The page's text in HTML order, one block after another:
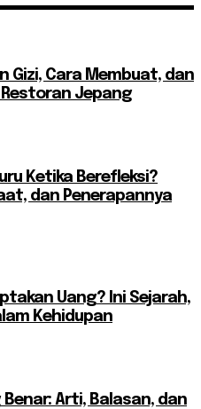
Gizi, Cara Membuat, dan
Jepang
Ketika Berefleksi?
dan Penerapannya
Uang? Ini Sejarah,
Kehidupan
Arti, Balasan, dan